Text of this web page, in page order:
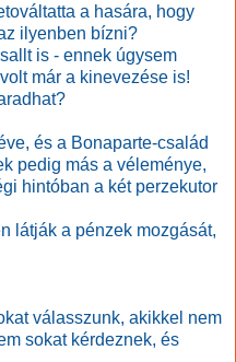
a hasára, hogy
ilyenben bízni?
is - ennek úgysem
már a kinevezése is!
és a Bonaparte-család
pedig más a véleménye,
hintóban a két perzekutor
látják a pénzek mozgását,
válasszunk, akikkel nem
sokat kérdeznek, és